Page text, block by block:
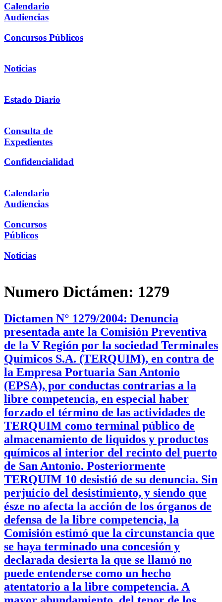
Calendario
Audiencias
Concursos Públicos
Noticias
Estado Diario
Consulta de
Expedientes
Confidencialidad
Calendario
Audiencias
Concursos
Públicos
Noticias
Numero Dictámen: 1279
Dictamen N° 1279/2004: Denuncia
presentada ante la Comisión Preventiva
de la V Región por la sociedad Terminales
Químicos S.A. (TERQUIM), en contra de
la Empresa Portuaria San Antonio
(EPSA), por conductas contrarias a la
libre competencia, en especial haber
forzado el término de las actividades de
TERQUIM como terminal público de
almacenamiento de liquidos y productos
químicos al interior del recinto del puerto
de San Antonio. Posteriormente
TERQUIM 10 desistió de su denuncia. Sin
perjuicio del desistimiento, y siendo que
észe no afecta la acción de los órganos de
defensa de la libre competencia, la
Comisión estimó que la circunstancia que
se haya terminado una concesión y
declarada desierta la que se llamó no
puede entenderse como un hecho
atentatorio a la libre competencia. A